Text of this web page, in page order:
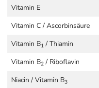
Eine Soft-Gel-Kapsel
Q10, den Tagesbedarf
Pantothensäure,
So kann Nobilin Q10
Vitamin E
Vitamin C / Ascorbinsäure
Vitamin B1 / Thiamin
Vitamin B2 / Riboflavin
Niacin / Vitamin B3